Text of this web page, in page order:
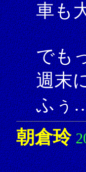
車も
でも
週末
ふぅ
朝倉玲